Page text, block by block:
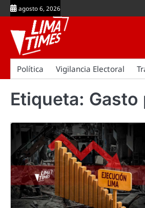
Skip
to
content
agosto 6, 2026
Política Vigilancia Electoral
Etiqueta: Gasto